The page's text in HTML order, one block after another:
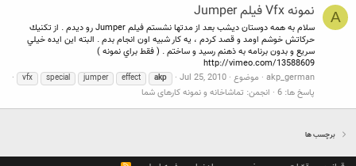
A نمونه Vfx فيلم Jumper
سلام به همه دوستان ديشب بعد از مدتها نشستم فيلم Jumper رو ديدم . از تكنيك
حركاتش خوشم اومد و قصد كردم ،‌ يه كار شبيه اون انجام بدم . البته اين ايده خيلي
سريع و بدون برنامه به ذهنم رسيد و ساختم . ( فقط براي نمونه )
http://vimeo.com/13588609
akp_german موضوع Jul 25, 2010
akp
effect
jumper
special
vfx
پاسخ ها: 6 انجمن: تماشاخانه و نمونه کارهای شما
برچسب ها